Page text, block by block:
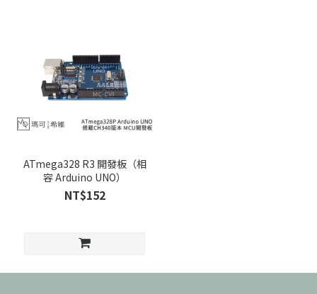
ATmega328 R3 開發板（相
容 Arduino UNO）
NT$152